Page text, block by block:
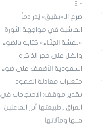
- 2
ضرع الـ«بقيق» يُدر دماً
الفاشية في مواجهة الثورة
«نقشة الحِنّـاء» كتابة بالضوء
والظل على حجر الذاكرة
السعودية الأضعف على ضوء
متغيرات معادلة الصمود
تقدير موقف: الاحتجاجات في
العراق ..طبيعتها أبرز الفاعلين
فيها ومآلاتها